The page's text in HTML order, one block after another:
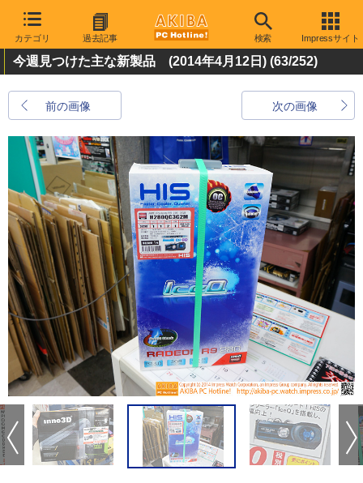
カテゴリ 過去記事 検索 Impressサイト
今週見つけた主な新製品 (2014年4月12日) (63/252)
前の画像 次の画像